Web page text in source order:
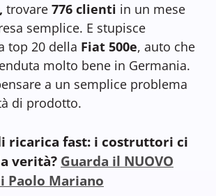
, trovare 776 clienti in un mese
semplice. E stupisce
top 20 della Fiat 500e, auto che
molto bene in Germania.
a un semplice problema
di prodotto.
ricarica fast: i costruttori ci
verità? Guarda il NUOVO
Paolo Mariano